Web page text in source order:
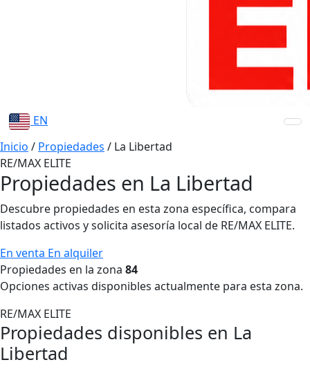
EN
Inicio / Propiedades / La Libertad
RE/MAX ELITE
Propiedades en La Libertad
Descubre propiedades en esta zona específica, compara
listados activos y solicita asesoría local de RE/MAX ELITE.
En venta En alquiler
Propiedades en la zona 84
Opciones activas disponibles actualmente para esta zona.
RE/MAX ELITE
Propiedades disponibles en La
Libertad